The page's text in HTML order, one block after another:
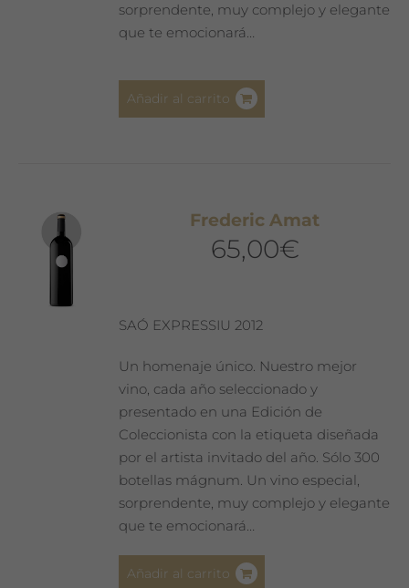
sorprendente, muy complejo y elegante
que te emocionará…
Añadir al carrito
Frederic Amat
65,00€
SAÓ EXPRESSIU 2012
Un homenaje único. Nuestro mejor
vino, cada año seleccionado y
presentado en una Edición de
Coleccionista con la etiqueta diseñada
por el artista invitado del año. Sólo 300
botellas mágnum. Un vino especial,
sorprendente, muy complejo y elegante
que te emocionará…
Añadir al carrito